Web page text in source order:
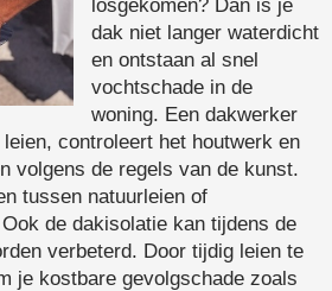
losgekomen? Dan is je
dak niet langer waterdicht
en ontstaan al snel
vochtschade in de
woning. Een dakwerker
controleert het houtwerk en
volgens de regels van de kunst.
tussen natuurleien of
de dakisolatie kan tijdens de
verbeterd. Door tijdig leien te
je kostbare gevolgschade zoals